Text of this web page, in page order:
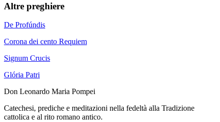
Altre preghiere
De Profúndis
Corona dei cento Requiem
Signum Crucis
Glória Patri
Don Leonardo Maria Pompei
Catechesi, prediche e meditazioni nella fedeltà alla Tradizione
cattolica e al rito romano antico.